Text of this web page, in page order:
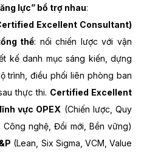
lực” bổ trợ nhau:
Excellent Consultant)
thể: nối chiến lược với vận
kế danh mục sáng kiến, dựng
trình, điều phối liên phòng ban
thực thi. Certified Excellent
vực OPEX (Chiến lược, Quy
nghệ, Đổi mới, Bền vững)
(Lean, Six Sigma, VCM, Value